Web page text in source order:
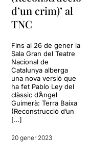
d’un crim)’ al
TNC
Fins al 26 de gener la
Sala Gran del Teatre
Nacional de
Catalunya alberga
una nova versió que
ha fet Pablo Ley del
clàssic d’Àngel
Guimerà: Terra Baixa
(Reconstrucció d’un
[…]
20 gener 2023